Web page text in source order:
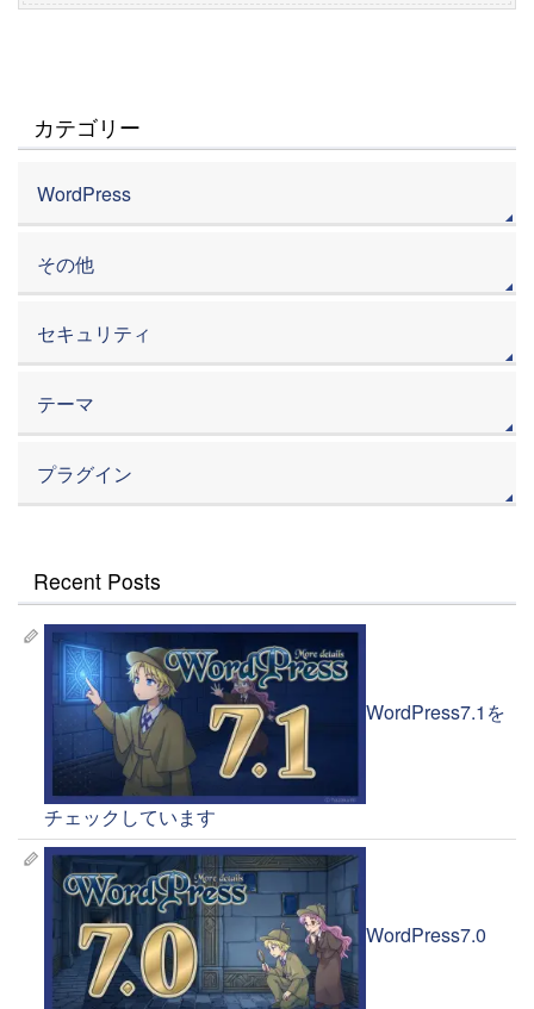
カテゴリー
WordPress
その他
セキュリティ
テーマ
プラグイン
Recent Posts
WordPress7.1を
チェックしています
WordPress7.0